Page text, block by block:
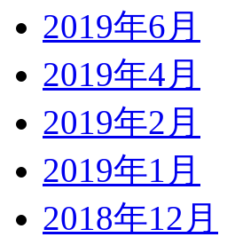
2019年6月
2019年4月
2019年2月
2019年1月
2018年12月